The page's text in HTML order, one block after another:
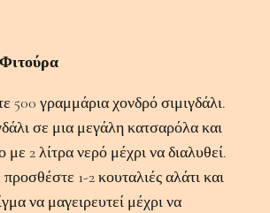
500 γραμμάρια χονδρό σιμιγδάλι.
σε μια μεγάλη κατσαρόλα και
με 2 λίτρα νερό μέχρι να διαλυθεί.
1-2 κουταλιές αλάτι και
να μαγειρευτεί μέχρι να